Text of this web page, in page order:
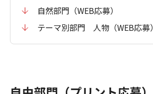
自然部門（WEB応募）
テーマ別部門 人物（WEB応募）